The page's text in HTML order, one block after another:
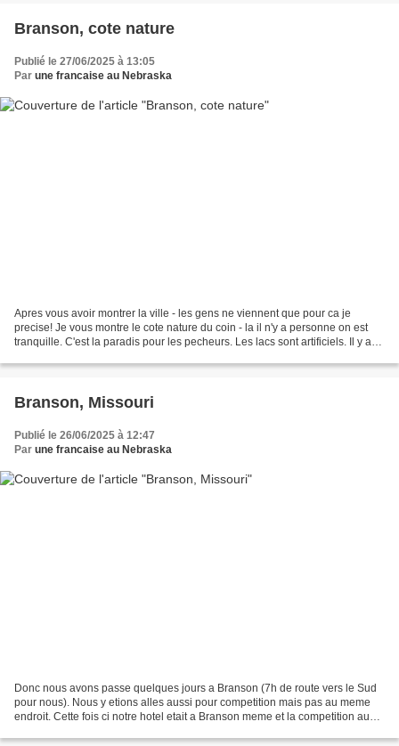
Branson, cote nature
Publié le 27/06/2025 à 13:05
Par une francaise au Nebraska
Apres vous avoir montrer la ville - les gens ne viennent que pour ca je
precise! Je vous montre le cote nature du coin - la il n'y a personne on est
tranquille. C'est la paradis pour les pecheurs. Les lacs sont artificiels. Il y a
Branson, Missouri
Publié le 26/06/2025 à 12:47
Par une francaise au Nebraska
Donc nous avons passe quelques jours a Branson (7h de route vers le Sud
pour nous). Nous y etions alles aussi pour competition mais pas au meme
endroit. Cette fois ci notre hotel etait a Branson meme et la competition aussi